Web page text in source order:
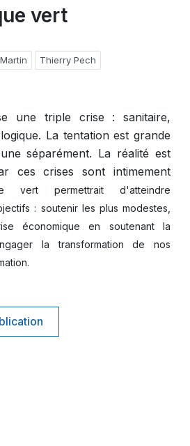
vert
Thierry Pech
une triple crise : sanitaire,
La tentation est grande
séparément. La réalité est
ces crises sont intimement
vert permettrait d'atteindre
: soutenir les plus modestes,
économique en soutenant la
la transformation de nos